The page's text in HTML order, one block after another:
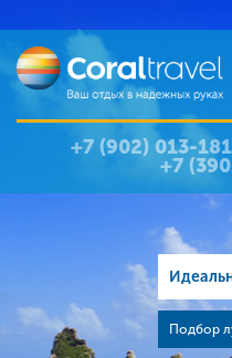
+7 (902) 013-
+7
Подбор